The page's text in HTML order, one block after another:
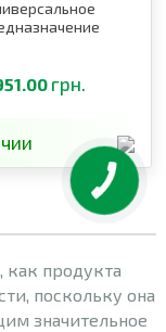
грн.
как продукта
поскольку она
значительное